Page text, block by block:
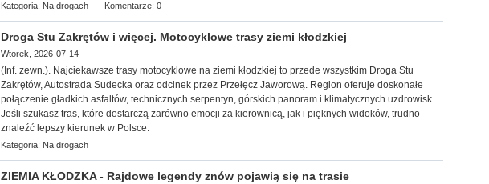
Kategoria: Na drogach Komentarze: 0
Droga Stu Zakrętów i więcej. Motocyklowe trasy ziemi kłodzkiej
Wtorek, 2026-07-14
(Inf. zewn.). Najciekawsze trasy motocyklowe na ziemi kłodzkiej to przede wszystkim Droga Stu
Zakrętów, Autostrada Sudecka oraz odcinek przez Przełęcz Jaworową. Region oferuje doskonałe
połączenie gładkich asfaltów, technicznych serpentyn, górskich panoram i klimatycznych uzdrowisk.
Jeśli szukasz tras, które dostarczą zarówno emocji za kierownicą, jak i pięknych widoków, trudno
znaleźć lepszy kierunek w Polsce.
Kategoria: Na drogach
ZIEMIA KŁODZKA - Rajdowe legendy znów pojawią się na trasie